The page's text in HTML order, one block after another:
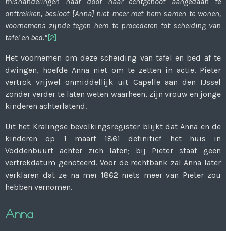
onttrekken, besloot [Anna] niet meer met hem samen te wonen,
voornemens zijnde tegen hem te procederen tot scheiding van
tafel en bed.”[2]
Het voornemen om deze scheiding van tafel en bed af te
dwingen, hoefde Anna niet om te zetten in actie. Pieter
vertrok vrijwel onmiddellijk uit Capelle aan den IJssel
zonder verder te laten weten waarheen, zijn vrouw en jonge
kinderen achterlatend.
Uit het Kralingse bevolkingsregister blijkt dat Anna en de
kinderen op 1 maart 1861 definitief het huis in
Voddenbuurt achter zich laten; bij Pieter staat geen
vertrekdatum genoteerd. Voor de rechtbank zal Anna later
verklaren dat ze na mei 1862 niets meer van Pieter zou
hebben vernomen.
Anna